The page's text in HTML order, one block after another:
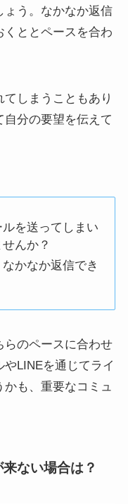
ょう。なかなか返信
くととペースを合わ
しまうこともあり
自分の要望を伝えて
を送ってしまい
んか？
かなか返信でき
らのペースに合わせ
LINEを通じてライ
も、重要なコミュ
ない場合は？